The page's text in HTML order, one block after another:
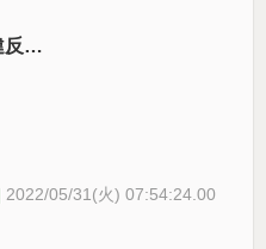
反…
2022/05/31(火) 07:54:24.00